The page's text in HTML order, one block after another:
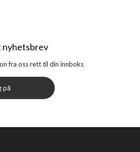
nyhetsbrev
fra oss rett til din innboks
på